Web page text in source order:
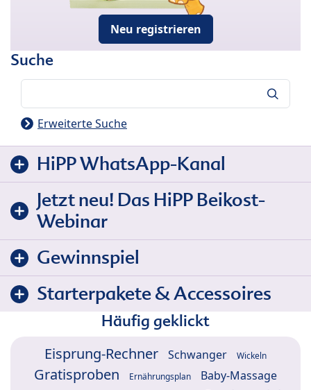
Neu registrieren
Suche
Erweiterte Suche
HiPP WhatsApp-Kanal
Jetzt neu! Das HiPP Beikost-
Webinar
Gewinnspiel
Starterpakete & Accessoires
Häufig geklickt
Eisprung-Rechner Schwanger Wickeln
Gratisproben Ernährungsplan Baby-Massage